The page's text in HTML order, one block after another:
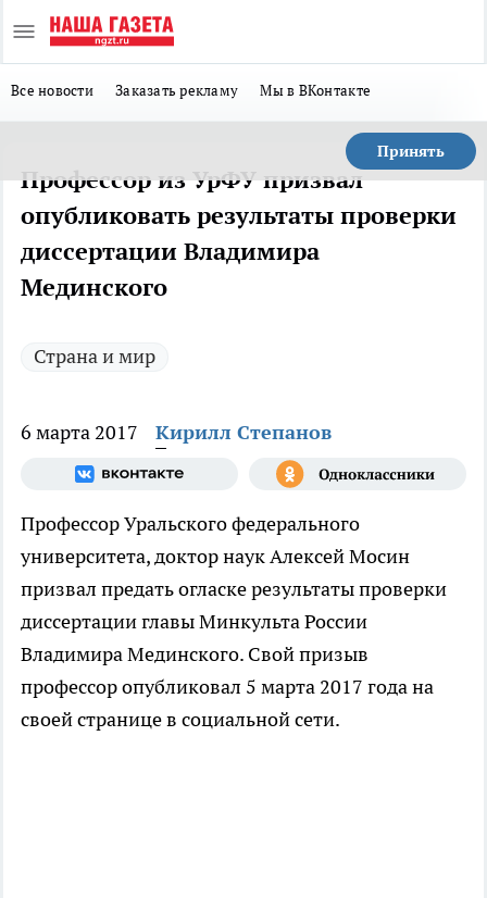
Все новости Заказать рекламу Мы в ВКонтакте
Принять
Профессор из УрФУ призвал
опубликовать результаты проверки
диссертации Владимира
Мединского
Страна и мир
6 марта 2017 Кирилл Степанов
Профессор Уральского федерального
университета, доктор наук Алексей Мосин
призвал предать огласке результаты проверки
диссертации главы Минкульта России
Владимира Мединского. Свой призыв
профессор опубликовал 5 марта 2017 года на
своей странице в социальной сети.